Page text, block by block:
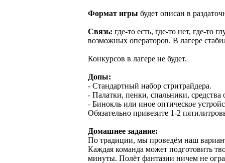
Формат игры будет описан в
Связь: где-то есть, где-то нет, где-то
возможных операторов. В лагере
Конкурсов в лагере не будет.
Допы:
- Стандартный набор стритрайдера.
- Палатки, пенки, спальники, средства
- Бинокль или иное оптическое
Обязательно привезите 1-2
Домашнее задание:
По традиции, мы проведём наш
Каждая команда может подготовить
минуты. Полёт фантазии ничем не